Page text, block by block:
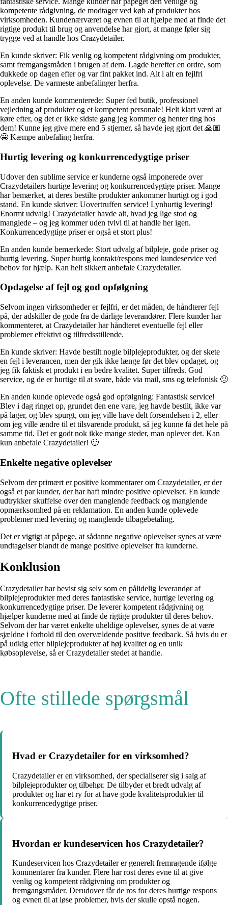
kompetente rådgivning, de modtager ved køb af produkter hos
virksomheden. Kundenærværet og evnen til at hjælpe med at finde det
rigtige produkt til brug og anvendelse har gjort, at mange føler sig
trygge ved at handle hos Crazydetailer.
En kunde skriver: Fik venlig og kompetent rådgivning om produkter,
samt fremgangsmåden i brugen af dem. Lagde herefter en ordre, som
dukkede op dagen efter og var fint pakket ind. Alt i alt en fejlfri
oplevelse. De varmeste anbefalinger herfra.
En anden kunde kommenterede: Super fed butik, professionel
vejledning af produkter og et kompetent personale! Helt klart værd at
køre efter, og det er ikke sidste gang jeg kommer og henter ting hos
dem! Kunne jeg give mere end 5 stjerner, så havde jeg gjort det 🙏🏽
😀 Kæmpe anbefaling herfra.
Hurtig levering og konkurrencedygtige priser
Udover den sublime service er kunderne også imponerede over
Crazydetailers hurtige levering og konkurrencedygtige priser. Mange
har bemærket, at deres bestilte produkter ankommer hurtigt og i god
stand. En kunde skriver: Uovertruffen service! Lynhurtig levering!
Enormt udvalg! Crazydetailer havde alt, hvad jeg lige stod og
manglede – og jeg kommer uden tvivl til at handle her igen.
Konkurrencedygtige priser er også et stort plus!
En anden kunde bemærkede: Stort udvalg af bilpleje, gode priser og
hurtig levering. Super hurtig kontakt/respons med kundeservice ved
behov for hjælp. Kan helt sikkert anbefale Crazydetailer.
Opdagelse af fejl og god opfølgning
Selvom ingen virksomheder er fejlfri, er det måden, de håndterer fejl
på, der adskiller de gode fra de dårlige leverandører. Flere kunder har
kommenteret, at Crazydetailer har håndteret eventuelle fejl eller
problemer effektivt og tilfredsstillende.
En kunde skriver: Havde bestilt nogle bilplejeprodukter, og der skete
en fejl i leverancen, men der gik ikke længe før det blev opdaget, og
jeg fik faktisk et produkt i en bedre kvalitet. Super tilfreds. God
service, og de er hurtige til at svare, både via mail, sms og telefonisk 🙂
En anden kunde oplevede også god opfølgning: Fantastisk service!
Blev i dag ringet op, grundet den ene vare, jeg havde bestilt, ikke var
på lager, og blev spurgt, om jeg ville have delt forsendelsen i 2, eller
om jeg ville ændre til et tilsvarende produkt, så jeg kunne få det hele på
samme tid. Det er godt nok ikke mange steder, man oplever det. Kan
kun anbefale Crazydetailer! 🙂
Enkelte negative oplevelser
Selvom der primært er positive kommentarer om Crazydetailer, er der
også et par kunder, der har haft mindre positive oplevelser. En kunde
udtrykker skuffelse over den manglende feedback og manglende
opmærksomhed på en reklamation. En anden kunde oplevede
problemer med levering og manglende tilbagebetaling.
Det er vigtigt at påpege, at sådanne negative oplevelser synes at være
undtagelser blandt de mange positive oplevelser fra kunderne.
Konklusion
Crazydetailer har bevist sig selv som en pålidelig leverandør af
bilplejeprodukter med deres fantastiske service, hurtige levering og
konkurrencedygtige priser. De leverer kompetent rådgivning og
hjælper kunderne med at finde de rigtige produkter til deres behov.
Selvom der har været enkelte uheldige oplevelser, synes de at være
sjældne i forhold til den overvældende positive feedback. Så hvis du er
på udkig efter bilplejeprodukter af høj kvalitet og en unik
købsoplevelse, så er Crazydetailer stedet at handle.
Ofte stillede spørgsmål
Hvad er Crazydetailer for en virksomhed?
Crazydetailer er en virksomhed, der specialiserer sig i salg af
bilplejeprodukter og tilbehør. De tilbyder et bredt udvalg af
produkter og har et ry for at have gode kvalitetsprodukter til
konkurrencedygtige priser.
Hvordan er kundeservicen hos Crazydetailer?
Kundeservicen hos Crazydetailer er generelt fremragende ifølge
kommentarer fra kunder. Flere har rost deres evne til at give
venlig og kompetent rådgivning om produkter og
fremgangsmåder. Derudover får de ros for deres hurtige respons
og evnen til at løse problemer, hvis der skulle opstå nogen.